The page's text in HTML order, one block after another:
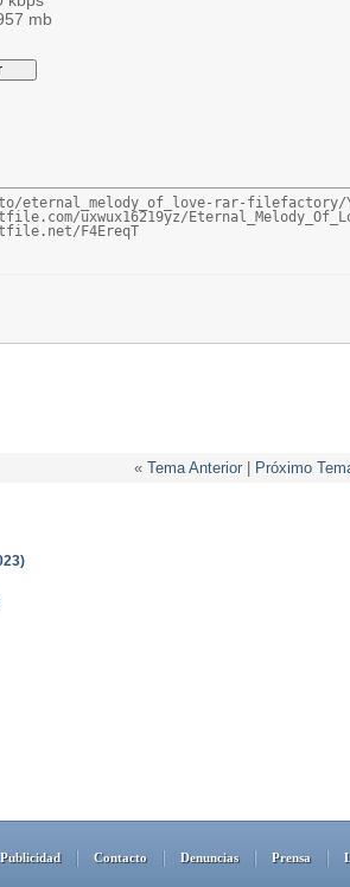
mb
eternal_melody_of_love-rar-filefactory/
uxwux16219yz/
F4EreqT
« Tema Anterior| Próximo
Publicidad Contacto Denuncias Prensa